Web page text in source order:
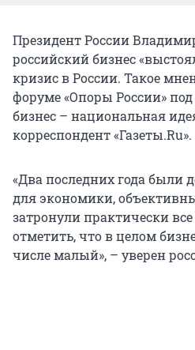
Президент России
российский бизнес
кризис в России. Такое
форуме «Опоры России»
бизнес – национальная
корреспондент «Газеты.Ru».
«Два последних года были
для экономики,
затронули практически
отметить, что в целом
числе малый», – уверен